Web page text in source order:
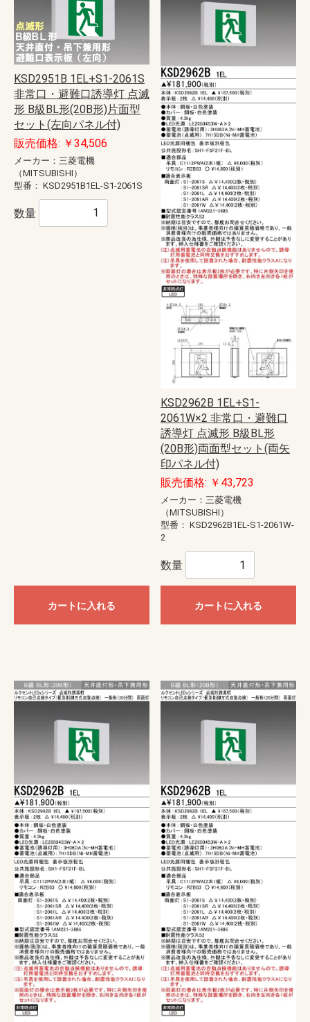
KSD2951B 1EL+S1-2061S
非常口・避難口誘導灯 点滅
形 B級BL形(20B形)片面型
セット(左向パネル付)
販売価格: ￥34,506
メーカー：三菱電機
（MITSUBISHI）
型番： KSD2951B1EL-S1-2061S
数量
カートに入れる
KSD2962B 1EL+S1-
2061W×2 非常口・避難口
誘導灯 点滅形 B級BL形
(20B形)両面型セット(両矢
印パネル付)
販売価格: ￥43,723
メーカー：三菱電機
（MITSUBISHI）
型番： KSD2962B1EL-S1-2061W-
2
数量
カートに入れる